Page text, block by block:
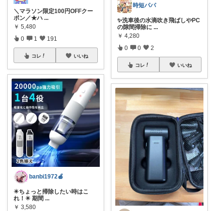
＼マラソン限定100円OFFクー
ポン／★ハ ...
￥ 5,480
0 1 191
コレ いいね
banbi1972🍎
✴️ちょっと掃除したい時はこ
れ！✴️ 期間 ...
￥ 3,580
時短パパ
✨洗車後の水滴吹き飛ばしやPC
の隙間掃除に ...
￥ 4,280
0 0 2
コレ いいね